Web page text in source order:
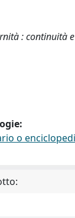
: continuità
o